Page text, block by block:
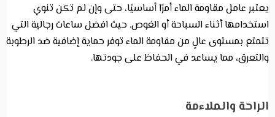
يعتبر عامل مقاومة الماء أمرًا أساسيًا، حتى وإن لم تكن تنوي
استخدامها أثناء السباحة أو الغوص. حيث افضل ساعات رجالية التي
تتمتع بمستوى عالٍ من مقاومة الماء توفر حماية إضافية ضد الرطوبة
والتعرق، مما يساعد في الحفاظ على جودتها.
الراحة والملاءمة